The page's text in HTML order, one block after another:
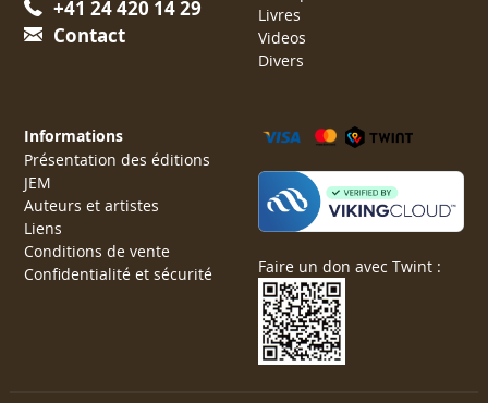
+41 24 420 14 29
Contact
Livres
Videos
Divers
Informations
Présentation des éditions
JEM
Auteurs et artistes
Liens
Conditions de vente
Confidentialité et sécurité
Faire un don avec Twint :